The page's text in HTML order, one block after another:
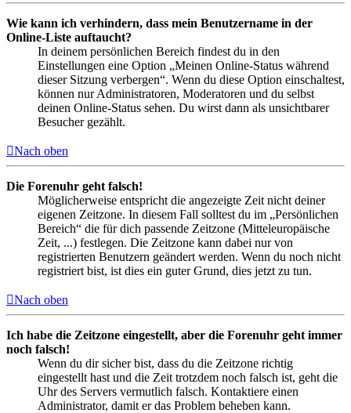
Wie kann ich verhindern, dass mein Benutzername in der
Online-Liste auftaucht?
In deinem persönlichen Bereich findest du in den
Einstellungen eine Option „Meinen Online-Status während
dieser Sitzung verbergen“. Wenn du diese Option einschaltest,
können nur Administratoren, Moderatoren und du selbst
deinen Online-Status sehen. Du wirst dann als unsichtbarer
Besucher gezählt.
Nach oben
Die Forenuhr geht falsch!
Möglicherweise entspricht die angezeigte Zeit nicht deiner
eigenen Zeitzone. In diesem Fall solltest du im „Persönlichen
Bereich“ die für dich passende Zeitzone (Mitteleuropäische
Zeit, ...) festlegen. Die Zeitzone kann dabei nur von
registrierten Benutzern geändert werden. Wenn du noch nicht
registriert bist, ist dies ein guter Grund, dies jetzt zu tun.
Nach oben
Ich habe die Zeitzone eingestellt, aber die Forenuhr geht immer
noch falsch!
Wenn du dir sicher bist, dass du die Zeitzone richtig
eingestellt hast und die Zeit trotzdem noch falsch ist, geht die
Uhr des Servers vermutlich falsch. Kontaktiere einen
Administrator, damit er das Problem beheben kann.